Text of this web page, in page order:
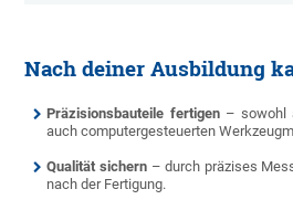
Nach deiner Ausbildung
Präzisionsbauteile fertigen– sowohl
auch computergesteuerten
Qualität sichern– durch präzises
nach der Fertigung.